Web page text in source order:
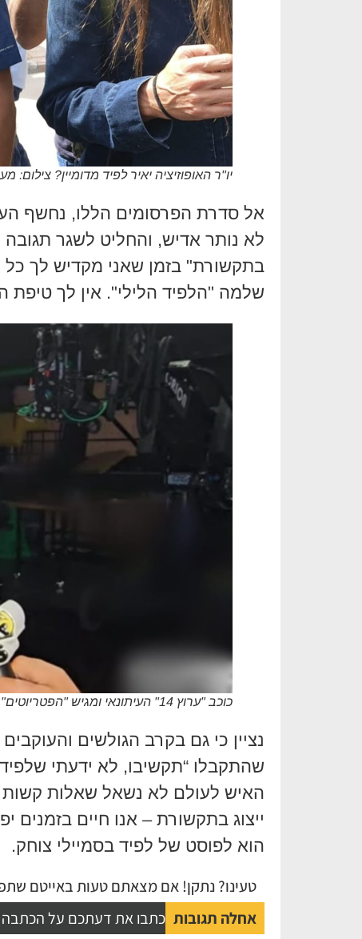
יו"ר האופוזיציה יאיר לפיד מדומיין?
אל סדרת הפרסומים הללו, נחשף העיתונאי
לא נותר אדיש, והחליט לשגר
בתקשורת" בזמן שאני מקדיש לך כל
שלמה "הלפיד הלילי". אין לך טיפת
כוכב "ערוץ 14" העיתונאי ומגיש "הפטריוטים" ינון מגל. צילום: מערכת "אחלה תקשורת"
נציין כי גם בקרב הגולשים והעוקבים
שהתקבלו “תקשיבו, לא ידעתי
האיש לעולם לא נשאל שאלות
ייצוג בתקשורת – אנו חיים
הוא לפוסט של לפיד בסמיילי צוחק.
טעינו? נתקן! אם מצאתם טעות באייטם
אחלה תגובות כתבו את דעתכם על הכתבה